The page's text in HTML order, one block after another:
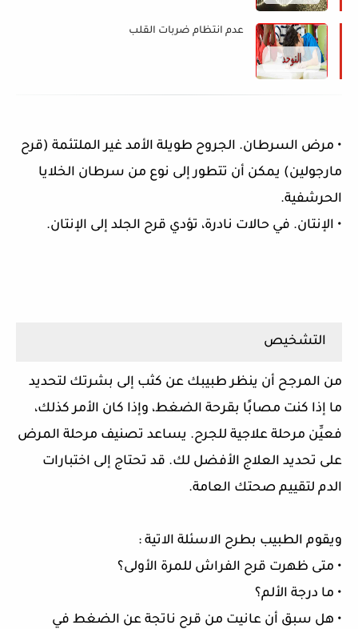
عدم انتظام ضربات القلب
• مرض السرطان. الجروح طويلة الأمد غير الملتئمة (قرح
مارجولين) يمكن أن تتطور إلى نوع من سرطان الخلايا
الحرشفية.
• الإنتان. في حالات نادرة، تؤدي قرح الجلد إلى الإنتان.
التشخيص
من المرجح أن ينظر طبيبك عن كثب إلى بشرتك لتحديد
ما إذا كنت مصابًا بقرحة الضغط، وإذا كان الأمر كذلك،
فعيِّن مرحلة علاجية للجرح. يساعد تصنيف مرحلة المرض
على تحديد العلاج الأفضل لك. قد تحتاج إلى اختبارات
الدم لتقييم صحتك العامة.
ويقوم الطبيب بطرح الاسئلة الاتية :
• متى ظهرت قرح الفراش للمرة الأولى؟
• ما درجة الألم؟
• هل سبق أن عانيت من قرح ناتجة عن الضغط في